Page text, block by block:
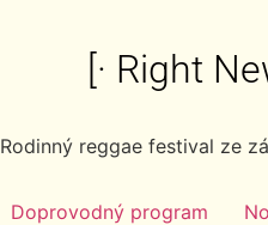
[· Right
Rodinný reggae festival ze
Doprovodný program